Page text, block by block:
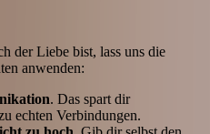
der Liebe bist, lass uns die
anwenden:
. Das spart dir
echten Verbindungen.